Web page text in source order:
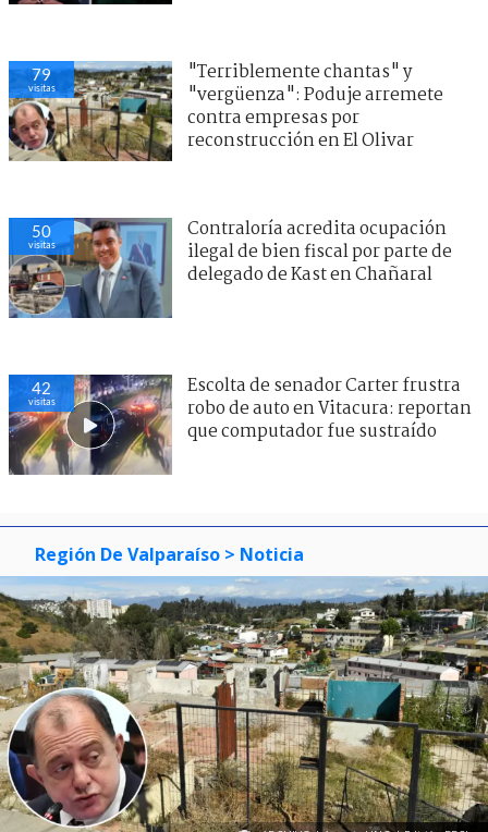
79
visitas
"Terriblemente chantas" y
"vergüenza": Poduje arremete
contra empresas por
reconstrucción en El Olivar
50
visitas
Contraloría acredita ocupación
ilegal de bien fiscal por parte de
delegado de Kast en Chañaral
42
visitas
Escolta de senador Carter frustra
robo de auto en Vitacura: reportan
que computador fue sustraído
Región De Valparaíso > Noticia